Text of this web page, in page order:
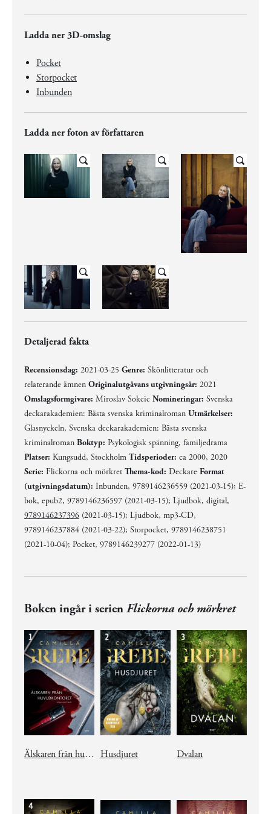
Ladda ner 3D-omslag
Pocket
Storpocket
Inbunden
Ladda ner foton av författaren
Detaljerad fakta
Recensionsdag: 2021-03-25 Genre: Skönlitteratur och
relaterande ämnen Originalutgåvans utgivningsår: 2021
Omslagsformgivare: Miroslav Sokcic Nomineringar: Svenska
deckarakademien: Bästa svenska kriminalroman Utmärkelser:
Glasnyckeln, Svenska deckarakademien: Bästa svenska
kriminalroman Boktyp: Psykologisk spänning, familjedrama
Platser: Kungsudd, Stockholm Tidsperioder: ca 2000, 2020
Serie: Flickorna och mörkret Thema-kod: Deckare Format
(utgivningsdatum): Inbunden, 9789146236559 (2021-03-15); E-
bok, epub2, 9789146236597 (2021-03-15); Ljudbok, digital,
9789146237396 (2021-03-15); Ljudbok, mp3-CD,
9789146237884 (2021-03-22); Storpocket, 9789146238751
(2021-10-04); Pocket, 9789146239277 (2022-01-13)
Boken ingår i serien Flickorna och mörkret
Älskaren från huvudkontoret Husdjuret Dvalan